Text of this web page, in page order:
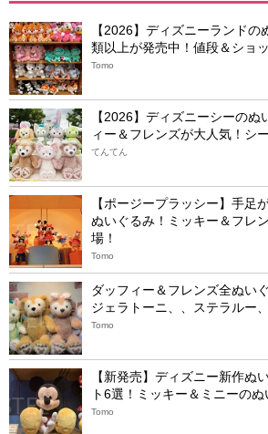
【2026】ディズニーランド
類以上が発売中！値段＆ショ
Tomo
【2026】ディズニーシーの
ィー＆フレンズが大人気！シ
てんてん
【ポージープラッシー】手足
ぬいぐるみ！ミッキー＆フレ
場！
Tomo
ダッフィー＆フレンズ全ぬい
ジェラトーニ、、ステラルー
Tomo
【新発売】ディズニー新作ぬ
ト6選！ミッキー＆ミニーの
Tomo